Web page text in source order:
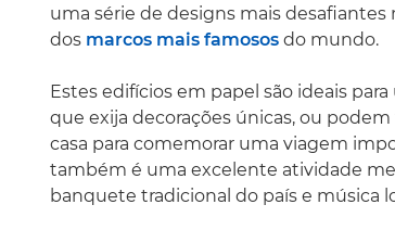
uma série de designs mais desafiantes
dos marcos mais famosos do mundo.
Estes edifícios em papel são ideais
que exija decorações únicas, ou
casa para comemorar uma viagem
também é uma excelente atividade
banquete tradicional do país e música